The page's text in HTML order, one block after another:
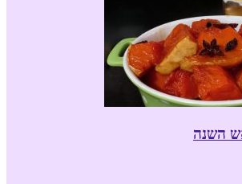
השנה